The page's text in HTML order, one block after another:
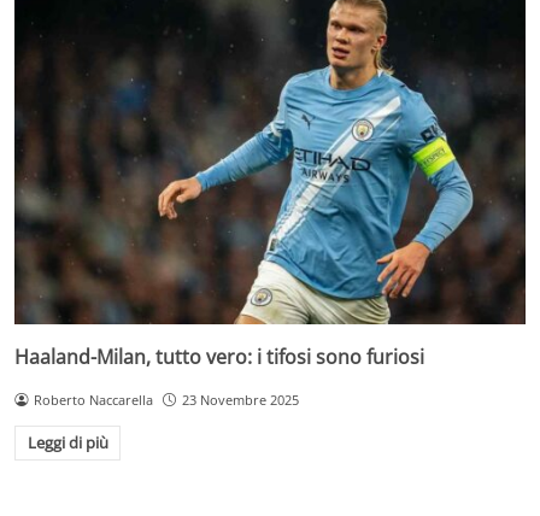
Haaland-Milan, tutto vero: i tifosi sono furiosi
Roberto Naccarella 23 Novembre 2025
Leggi di più